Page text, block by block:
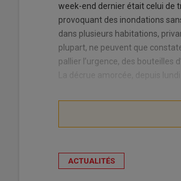
week-end dernier était celui de
provoquant des inondations
dans plusieurs habitations,
plupart, ne peuvent que
pallier l’urgence, des bouteilles
La décrue amorcée, depuis
ACTUALITÉS